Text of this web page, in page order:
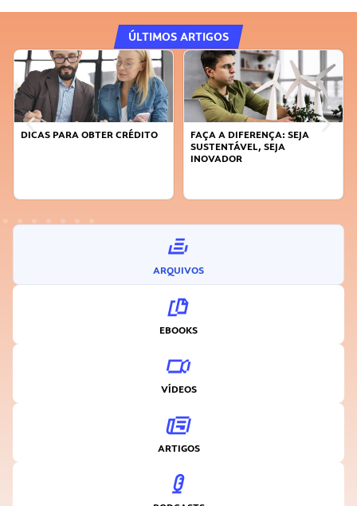
ÚLTIMOS ARTIGOS
DICAS PARA OBTER CRÉDITO
FAÇA A DIFERENÇA: SEJA
SUSTENTÁVEL, SEJA
INOVADOR
ARQUIVOS
EBOOKS
VÍDEOS
ARTIGOS